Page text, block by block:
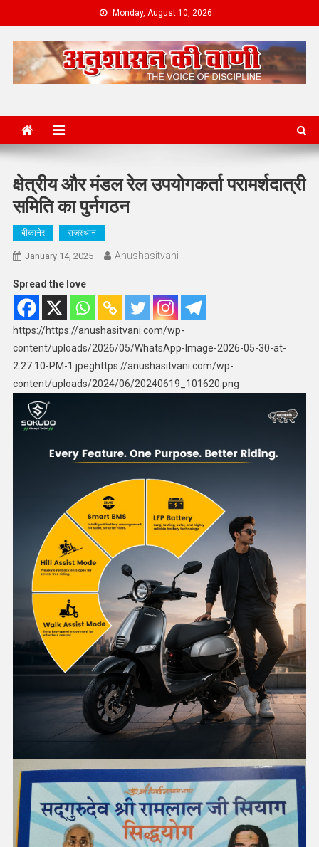
to
content
Monday, August 10, 2026
क्षेत्रीय और मंडल रेल उपयोगकर्ता परामर्शदात्री
समिति का पुर्नगठन
बीकानेर राजस्थान
January 14, 2025 Anushasitvani
Spread the love
https://https://anushasitvani.com/wp-
content/uploads/2026/05/WhatsApp-Image-2026-05-30-at-
2.27.10-PM-1.jpeghttps://anushasitvani.com/wp-
content/uploads/2024/06/20240619_101620.png